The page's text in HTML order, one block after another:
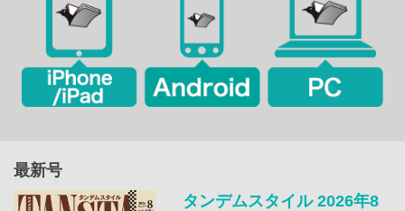
最新号
タンデムスタイル 2026年8